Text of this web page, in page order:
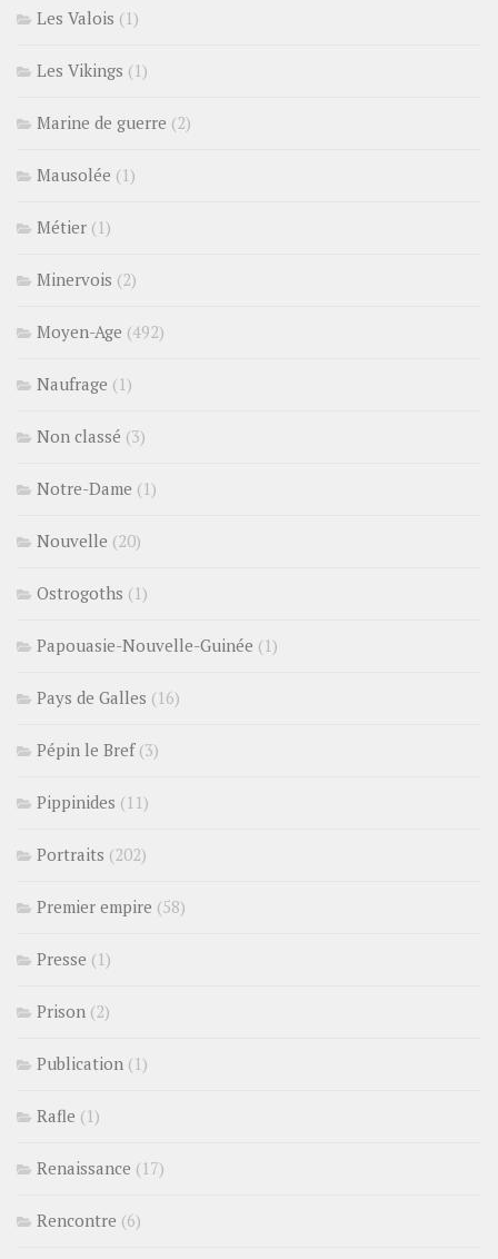
Les Valois (1)
Les Vikings (1)
Marine de guerre (2)
Mausolée (1)
Métier (1)
Minervois (2)
Moyen-Age (492)
Naufrage (1)
Non classé (3)
Notre-Dame (1)
Nouvelle (20)
Ostrogoths (1)
Papouasie-Nouvelle-Guinée (1)
Pays de Galles (16)
Pépin le Bref(3)
Pippinides (11)
Portraits (202)
Premier empire (58)
Presse (1)
Prison (2)
Publication (1)
Rafle (1)
Renaissance (17)
Rencontre (6)